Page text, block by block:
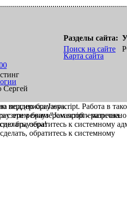
Сергей
Разделы сайта:
Поиск на сайте
Карта сайта
поддержка Jasvscript. Работа в
режим "Javascript -
обратитесь к системному
версию браузера.
с этим браузером проблематична.
браузера!
обратитесь к системному